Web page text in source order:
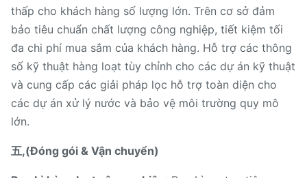
thấp cho khách hàng số lượng lớn. Trên cơ sở đảm
bảo tiêu chuẩn chất lượng công nghiệp, tiết kiệm tối
đa chi phí mua sắm của khách hàng. Hỗ trợ các thông
số kỹ thuật hàng loạt tùy chỉnh cho các dự án kỹ thuật
và cung cấp các giải pháp lọc hỗ trợ toàn diện cho
các dự án xử lý nước và bảo vệ môi trường quy mô
lớn.
五,(Đóng gói & Vận chuyển)